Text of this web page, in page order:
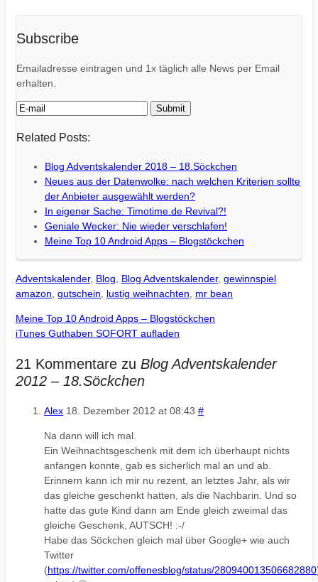
Subscribe
Emailadresse eintragen und 1x täglich alle News per Email
erhalten.
Related Posts:
Blog Adventskalender 2018 – 18.Söckchen
Neues aus der Datenwolke: nach welchen Kriterien sollte
der Anbieter ausgewählt werden?
In eigener Sache: Timotime.de Revival?!
Geniale Wecker: Nie wieder verschlafen!
Meine Top 10 Android Apps – Blogstöckchen
Adventskalender, Blog, Blog Adventskalender, gewinnspiel
amazon, gutschein, lustig weihnachten, mr bean
Meine Top 10 Android Apps – Blogstöckchen
iTunes Guthaben SOFORT aufladen
21 Kommentare zu Blog Adventskalender
2012 – 18.Söckchen
Alex 18. Dezember 2012 at 08:43 #
Na dann will ich mal.
Ein Weihnachtsgeschenk mit dem ich überhaupt nichts
anfangen konnte, gab es sicherlich mal an und ab.
Erinnern kann ich mir nu rezent, an letztes Jahr, als wir
das gleiche geschenkt hatten, als die Nachbarin. Und so
hatte das gute Kind dann am Ende gleich zweimal das
gleiche Geschenk, AUTSCH! :-/
Habe das Söckchen gleich mal über Google+ wie auch
Twitter
(https://twitter.com/offenesblog/status/280940013506682880